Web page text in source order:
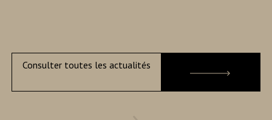
Consulter toutes les actualités